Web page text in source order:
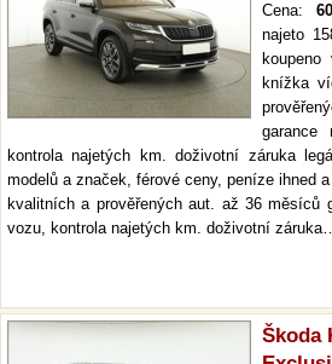
Cena:
najeto
knížka
garance
kontrola najetých km. doživotní záruka
modelů a značek, férové ceny, peníze ihned
kvalitních a prověřených aut. až 36 měsíců
vozu, kontrola najetých km. doživotní
Škoda